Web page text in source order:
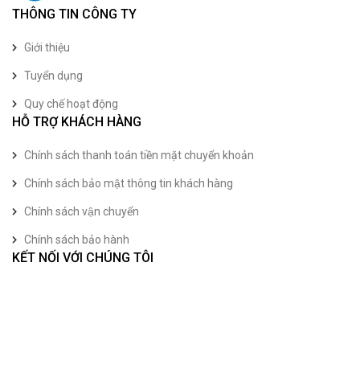
THÔNG TIN CÔNG TY
Giới thiệu
Tuyển dụng
Quy chế hoạt động
HỖ TRỢ KHÁCH HÀNG
Chính sách thanh toán tiền mặt chuyển khoản
Chính sách bảo mật thông tin khách hàng
Chính sách vận chuyển
Chính sách bảo hành
KẾT NỐI VỚI CHÚNG TÔI